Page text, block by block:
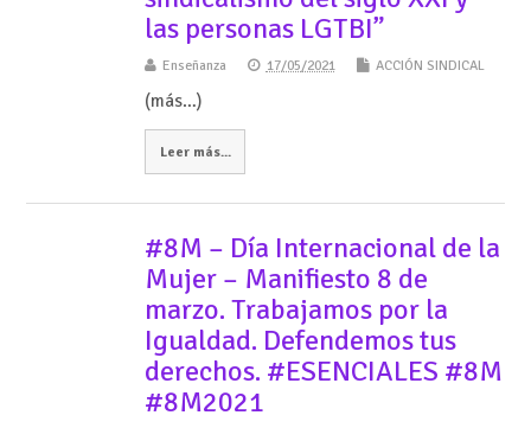
las personas LGTBI”
Enseñanza 17/05/2021 ACCIÓN SINDICAL
(más…)
Leer más...
#8M – Día Internacional de la
Mujer – Manifiesto 8 de
marzo. Trabajamos por la
Igualdad. Defendemos tus
derechos. #ESENCIALES #8M
#8M2021